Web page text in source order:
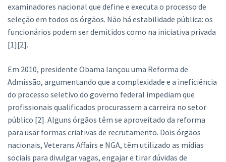
examinadores nacional que define e executa o processo de
seleção em todos os órgãos. Não há estabilidade pública: os
funcionários podem ser demitidos como na iniciativa privada
[1][2].
Em 2010, presidente Obama lançou uma Reforma de
Admissão, argumentando que a complexidade e a ineficiência
do processo seletivo do governo federal impediam que
profissionais qualificados procurassem a carreira no setor
público [2]. Alguns órgãos têm se aproveitado da reforma
para usar formas criativas de recrutamento. Dois órgãos
nacionais, Veterans Affairs e NGA, têm utilizado as mídias
sociais para divulgar vagas, engajar e tirar dúvidas de